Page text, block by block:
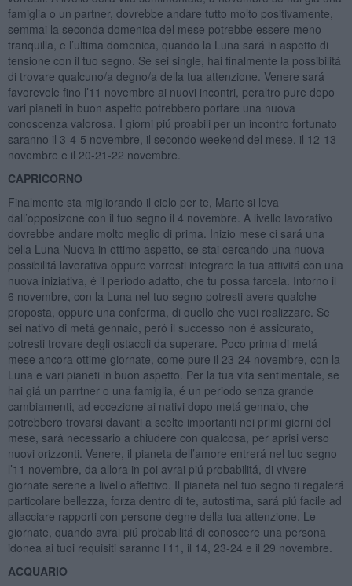
famiglia o un partner, dovrebbe andare tutto molto positivamente,
semmai la seconda domenica del mese potrebbe essere meno
tranquilla, e l’ultima domenica, quando la Luna sará in aspetto di
tensione con il tuo segno. Se sei single, hai finalmente la possibilitá
di trovare qualcuno/a degno/a della tua attenzione. Venere sará
favorevole fino l’11 novembre ai nuovi incontri, peraltro pure dopo
vari pianeti in buon aspetto potrebbero portare una nuova
conoscenza valorosa. I giorni piú proabili per un incontro fortunato
saranno il 3-4-5 novembre, il secondo weekend del mese, il 12-13
novembre e il 20-21-22 novembre.
CAPRICORNO
Finalmente sta migliorando il cielo per te, Marte si leva
dall’opposizone con il tuo segno il 4 novembre. A livello lavorativo
dovrebbe andare molto meglio di prima. Inizio mese ci sará una
bella Luna Nuova in ottimo aspetto, se stai cercando una nuova
possibilitá lavorativa oppure vorresti integrare la tua attivitá con una
nuova iniziativa, é il periodo adatto, che tu possa farcela. Intorno il
6 novembre, con la Luna nel tuo segno potresti avere qualche
proposta, oppure una conferma, di quello che vuoi realizzare. Se
sei nativo di metá gennaio, peró il successo non é assicurato,
potresti trovare degli ostacoli da superare. Poco prima di metá
mese ancora ottime giornate, come pure il 23-24 novembre, con la
Luna e vari pianeti in buon aspetto. Per la tua vita sentimentale, se
hai giá un parrtner o una famiglia, é un periodo senza grande
cambiamenti, ad eccezione ai nativi dopo metá gennaio, che
potrebbero trovarsi davanti a scelte importanti nei primi giorni del
mese, sará necessario a chiudere con qualcosa, per aprisi verso
nuovi orizzonti. Venere, il pianeta dell’amore entrerá nel tuo segno
l’11 novembre, da allora in poi avrai piú probabilitá, di vivere
giornate serene a livello affettivo. Il pianeta nel tuo segno ti regalerá
particolare bellezza, forza dentro di te, autostima, sará piú facile ad
allacciare rapporti con persone degne della tua attenzione. Le
giornate, quando avrai piú probabilitá di conoscere una persona
idonea ai tuoi requisiti saranno l’11, il 14, 23-24 e il 29 novembre.
ACQUARIO